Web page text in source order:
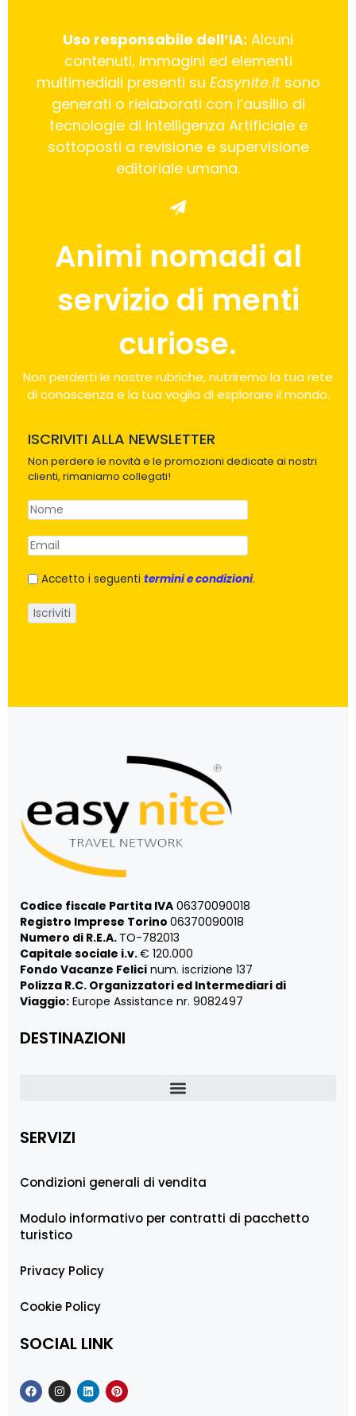
Uso responsabile dell’IA: Alcuni
contenuti, immagini ed elementi
multimediali presenti su Easynite.itsono
generati o rielaborati con l’ausilio di
tecnologie di Intelligenza Artificiale e
sottoposti a revisione e supervisione
editoriale umana.
Animi nomadi al
servizio di menti
curiose.
Non perderti le nostre rubriche, nutriremo la tua rete
di conoscenza e la tua voglia di esplorare il mondo.
ISCRIVITI ALLA NEWSLETTER
Non perdere le novità e le promozioni dedicate ai nostri
clienti, rimaniamo collegati!
Accetto i seguenti termini e condizioni.
Codice fiscale Partita IVA 06370090018
Registro Imprese Torino 06370090018
Numero di R.E.A. TO-782013
Capitale sociale i.v.€ 120.000
Fondo Vacanze Felici num. iscrizione 137
Polizza R.C. Organizzatori ed Intermediari di
Viaggio: Europe Assistance nr. 9082497
DESTINAZIONI
SERVIZI
Condizioni generali di vendita
Modulo informativo per contratti di pacchetto
turistico
Privacy Policy
Cookie Policy
SOCIAL LINK